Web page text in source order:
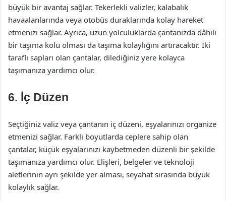
büyük bir avantaj sağlar. Tekerlekli valizler, kalabalık
havaalanlarında veya otobüs duraklarında kolay hareket
etmenizi sağlar. Ayrıca, uzun yolculuklarda çantanızda dâhili
bir taşıma kolu olması da taşıma kolaylığını artıracaktır. İki
taraflı sapları olan çantalar, dilediğiniz yere kolayca
taşımanıza yardımcı olur.
6. İç Düzen
Seçtiğiniz valiz veya çantanın iç düzeni, eşyalarınızı organize
etmenizi sağlar. Farklı boyutlarda ceplere sahip olan
çantalar, küçük eşyalarınızı kaybetmeden düzenli bir şekilde
taşımanıza yardımcı olur. Elişleri, belgeler ve teknoloji
aletlerinin ayrı şekilde yer alması, seyahat sırasında büyük
kolaylık sağlar.